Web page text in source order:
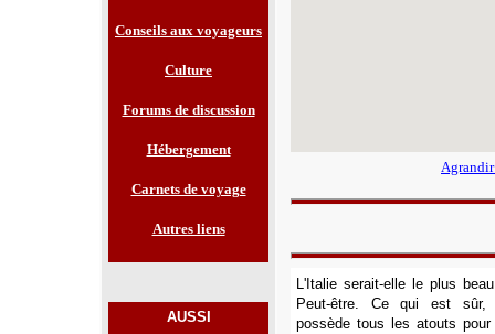
Conseils aux voyageurs
Culture
Forums de discussion
Hébergement
Carnets de voyage
Autres liens
AUSSI
L'Italie serait-elle le plus
Peut-être. Ce qui est sûr,
possède tous les atouts